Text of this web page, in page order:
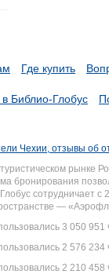
Где купить
Библио-Глобус
Чехии, отзывы об
рынке
бронирования
сотрудничает
—
3 050 951
2 576 234
2 210 458